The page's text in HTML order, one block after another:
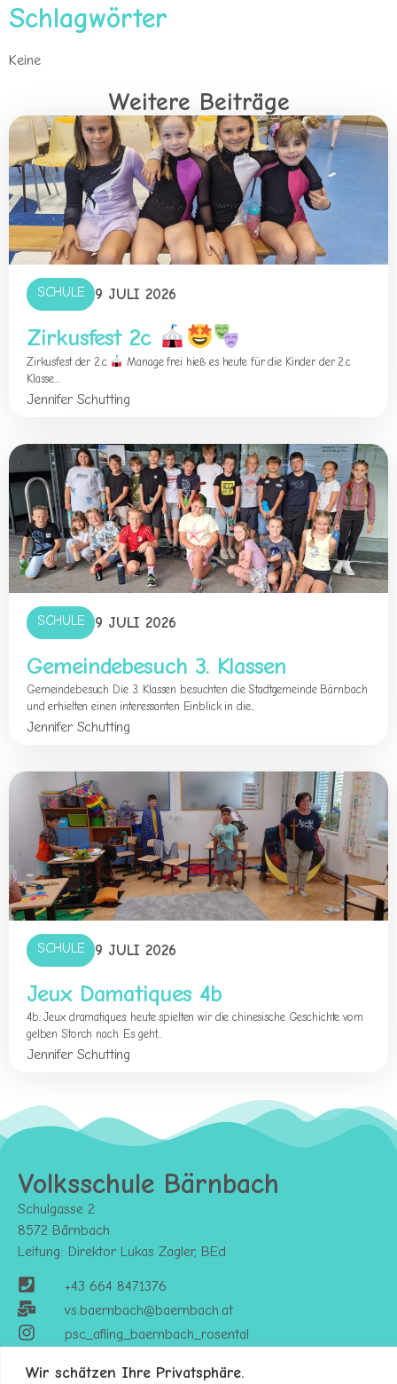
Wir schätzen Ihre Privatsphäre.
Schlagwörter
Keine
Weitere Beiträge
SCHULE 9 JULI 2026
Zirkusfest 2c
Zirkusfest der 2.c
Manage frei hieß es heute für die Kinder der 2.c
Klasse....
Jennifer Schutting
SCHULE 9 JULI 2026
Gemeindebesuch 3. Klassen
Gemeindebesuch Die 3. Klassen besuchten die Stadtgemeinde Bärnbach
und erhielten einen interessanten Einblick in die...
Jennifer Schutting
SCHULE 9 JULI 2026
Jeux Damatiques 4b
4b: Jeux dramatiques: heute spielten wir die chinesische Geschichte vom
gelben Storch nach. Es geht...
Jennifer Schutting
Volksschule Bärnbach
Schulgasse 2
8572 Bärnbach
Leitung: Direktor Lukas Zagler, BEd
+43 664 8471376
vs.baernbach@baernbach.at
psc_afling_baernbach_rosental